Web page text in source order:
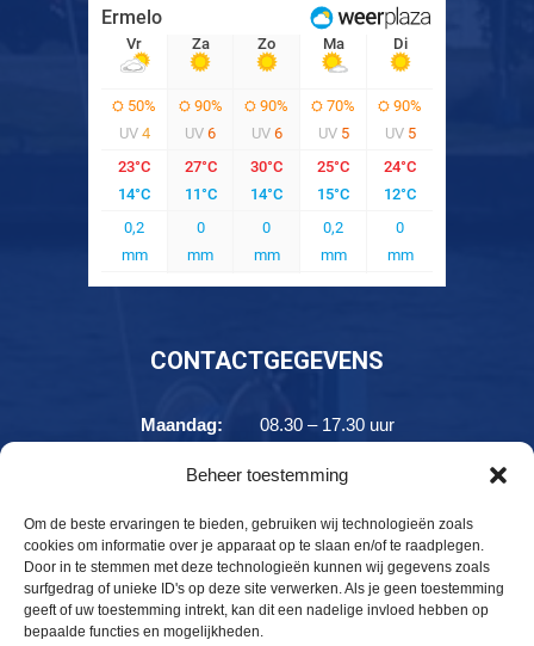
Beheer toestemming
Om de beste ervaringen te bieden, gebruiken wij technologieën zoals
cookies om informatie over je apparaat op te slaan en/of te raadplegen.
Door in te stemmen met deze technologieën kunnen wij gegevens zoals
surfgedrag of unieke ID's op deze site verwerken. Als je geen toestemming
geeft of uw toestemming intrekt, kan dit een nadelige invloed hebben op
bepaalde functies en mogelijkheden.
CONTACTGEGEVENS
Maandag:
08.30 – 17.30 uur
08.30 – 17.30 uur
Donderdag:
08.30 – 17.30 uur
Vrijdag:
08.30 – 17.30 uur
Zaterdag:
08.30 – 17.30 uur
Zondag:
10.00 – 17.30 uur